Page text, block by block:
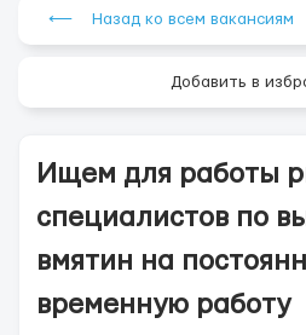
⟵ Назад ко всем вакансиям
Добавить в
Ищем для работы
специалистов по
вмятин на
временную работу